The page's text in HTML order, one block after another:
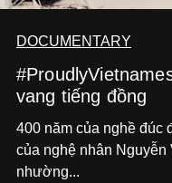
DOCUMENTARY
vang tiếng đồng
400 năm của nghề đúc
của nghệ nhân
nhường...